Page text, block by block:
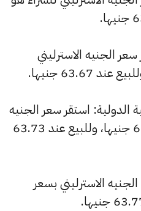
الجنيه الاسترليني
الدولية: استقر سعر الجنيه
الاسترليني للشراء عند 63.37 جنيها، وللبيع عند 63.73
الاسترليني بسعر